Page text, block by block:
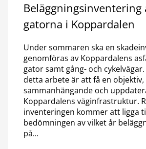
Beläggningsinventering
gatorna i Koppardalen
Under sommaren ska en
genomföras av Koppardalens
gator samt gång- och
detta arbete är att få en objektiv,
sammanhängande och
Koppardalens väginfrastruktur.
inventeringen kommer att ligga
bedömningen av vilket år
på...